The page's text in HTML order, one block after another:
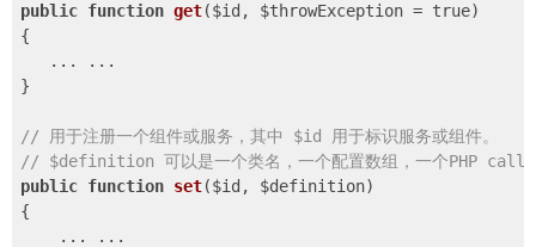
public function get($id, $throwException = true)
{
   ... ...
}
// 用于注册一个组件或服务，其中 $id 用于标识服务或组件。
// $definition 可以是一个类名，一个配置数组，一个PHP
public function set($id, $definition)
{
    ... ...